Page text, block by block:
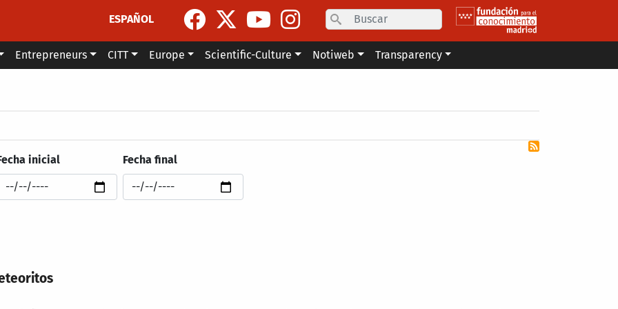
ESPAÑOL
Search
Entrepreneurs CITT Europe Scientific-Culture Notiweb Transparency
inicial Fecha final